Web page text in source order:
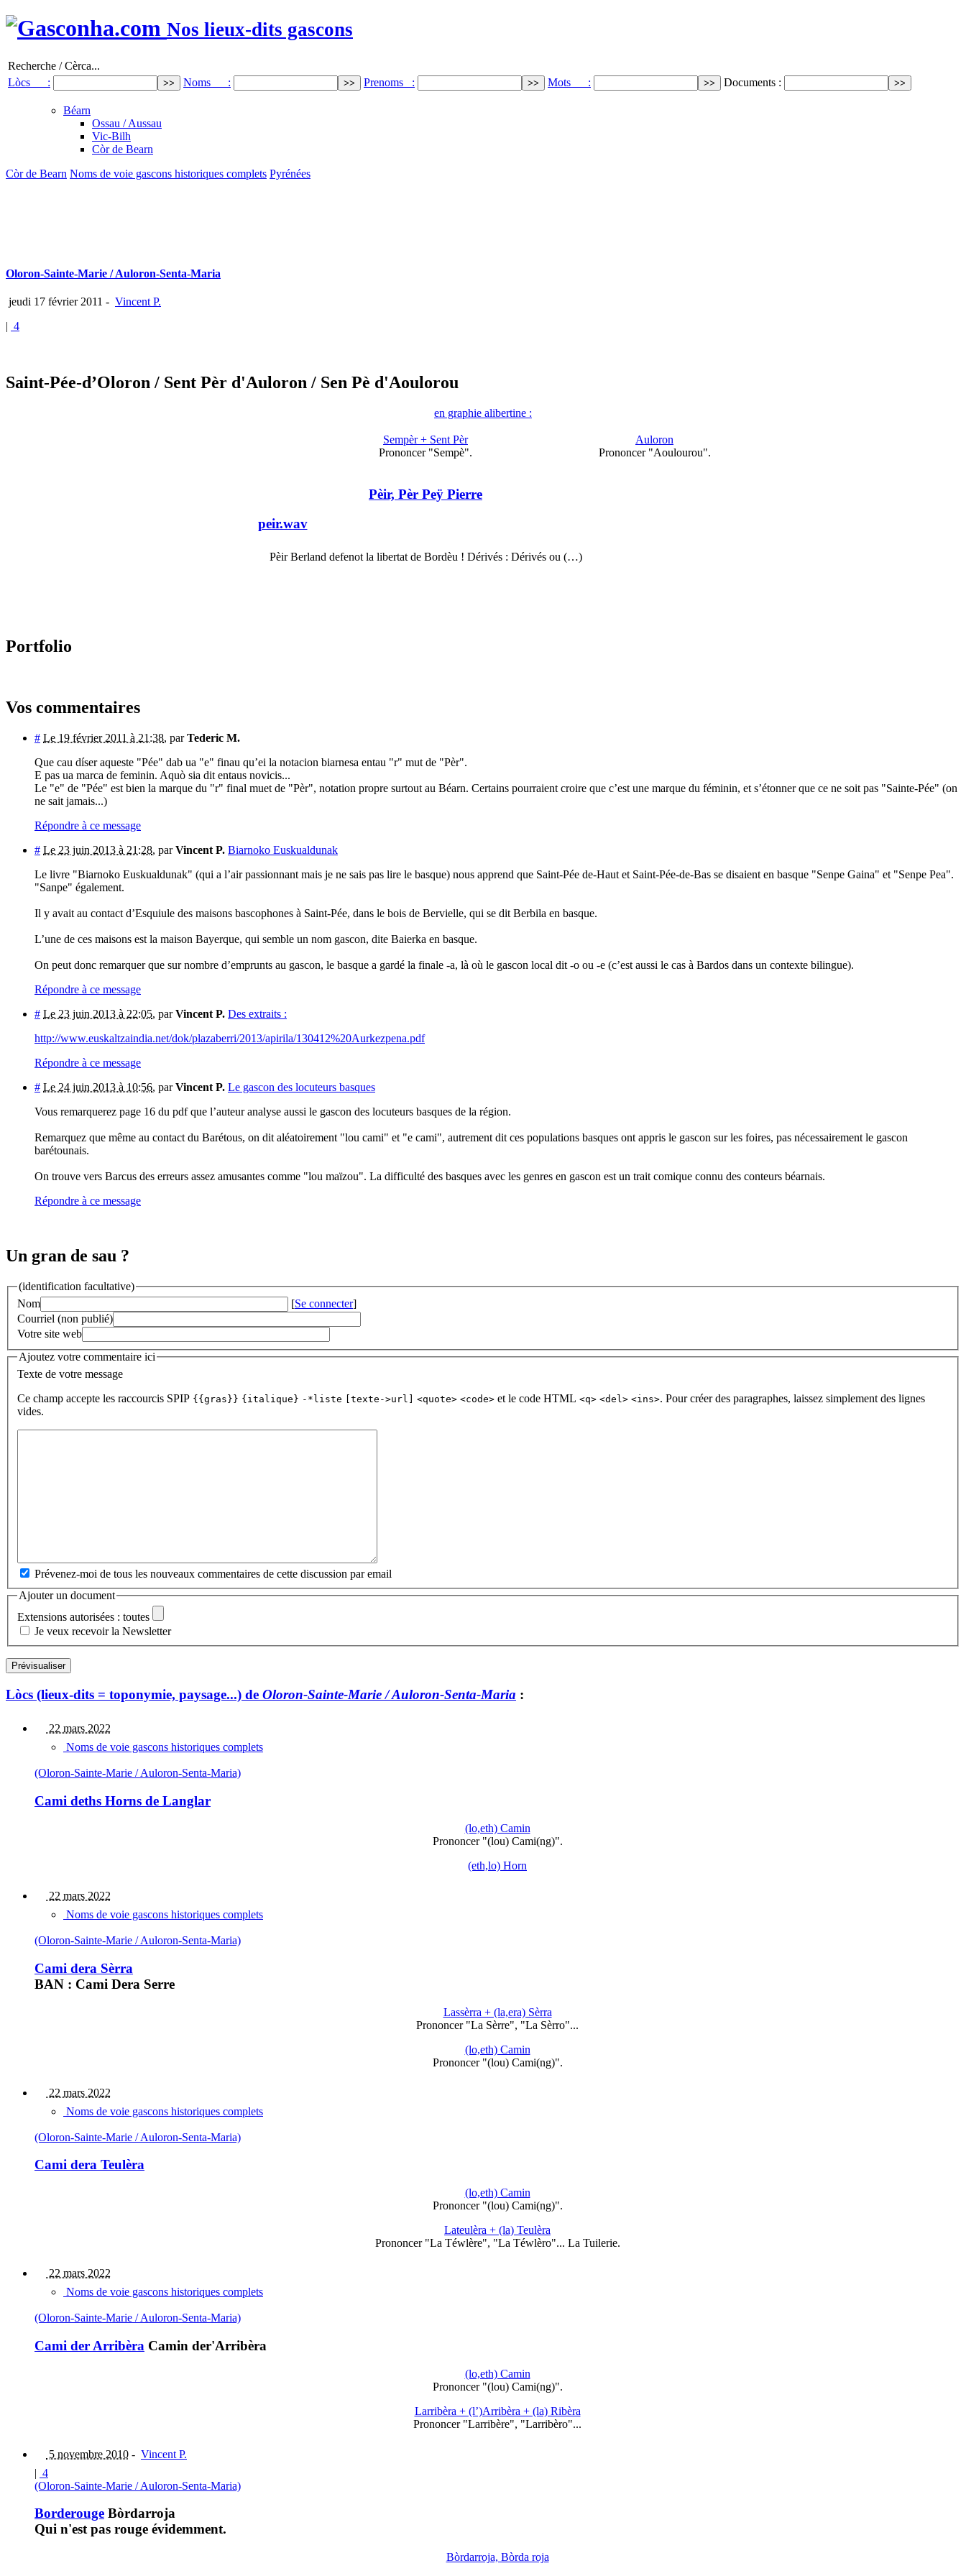
Nos lieux-dits gascons
Recherche / Cèrca...
Lòcs :
Noms : Prenoms : Mots : Documents :
Béarn
Ossau / Aussau
Vic-Bilh
Còr de Bearn
Còr de Bearn Noms de voie gascons historiques complets Pyrénées
Oloron-Sainte-Marie / Auloron-Senta-Maria
jeudi 17 février 2011 - Vincent P.
| 4
Saint-Pée-d’Oloron / Sent Pèr d'Auloron / Sen Pè d'Aoulorou
en graphie alibertine :
Sempèr + Sent Pèr
Prononcer "Sempè".
Pèir, Pèr Peÿ Pierre
peir.wav
Pèir Berland defenot la libertat de Bordèu ! Dérivés : Dérivés ou (…)
Auloron
Prononcer "Aoulourou".
Portfolio
Vos commentaires
# Le 19 février 2011 à 21:38, parTederic M.
Que cau díser aqueste "Pée" dab ua "e" finau qu’ei la notacion biarnesa entau "r" mut de "Pèr".
E pas ua marca de feminin. Aquò sia dit entaus novicis...
Le "e" de "Pée" est bien la marque du "r" final muet de "Pèr", notation propre surtout au Béarn. Certains pourraient croire que c’est une marque du féminin, et s’étonner que ce ne soit pas "Sainte-Pée" (on
ne sait jamais...)
Répondre à ce message
# Le 23 juin 2013 à 21:28, parVincent P. Biarnoko Euskualdunak
Le livre "Biarnoko Euskualdunak" (qui a l’air passionnant mais je ne sais pas lire le basque) nous apprend que Saint-Pée de-Haut et Saint-Pée-de-Bas se disaient en basque "Senpe Gaina" et "Senpe Pea".
"Sanpe" également.
Il y avait au contact d’Esquiule des maisons bascophones à Saint-Pée, dans le bois de Bervielle, qui se dit Berbila en basque.
L’une de ces maisons est la maison Bayerque, qui semble un nom gascon, dite Baierka en basque.
On peut donc remarquer que sur nombre d’emprunts au gascon, le basque a gardé la finale -a, là où le gascon local dit -o ou -e (c’est aussi le cas à Bardos dans un contexte bilingue).
Répondre à ce message
# Le 23 juin 2013 à 22:05, parVincent P. Des extraits :
http://www.euskaltzaindia.net/dok/plazaberri/2013/apirila/130412%20Aurkezpena.pdf
Répondre à ce message
# Le 24 juin 2013 à 10:56, parVincent P. Le gascon des locuteurs basques
Vous remarquerez page 16 du pdf que l’auteur analyse aussi le gascon des locuteurs basques de la région.
Remarquez que même au contact du Barétous, on dit aléatoirement "lou cami" et "e cami", autrement dit ces populations basques ont appris le gascon sur les foires, pas nécessairement le gascon
barétounais.
On trouve vers Barcus des erreurs assez amusantes comme "lou maïzou". La difficulté des basques avec les genres en gascon est un trait comique connu des conteurs béarnais.
Répondre à ce message
Un gran de sau ?
(identification facultative)
Nom
[Se connecter]
Courriel (non publié)
Votre site web
Ajoutez votre commentaire ici
Texte de votre message
Ce champ accepte les raccourcis SPIP {{gras}} {italique} -*liste [texte->url] <quote> <code> et le code HTML <q> <del> <ins>. Pour créer des paragraphes, laissez simplement des lignes
vides.
Prévenez-moi de tous les nouveaux commentaires de cette discussion par email
Ajouter un document
Extensions autorisées : toutes
Je veux recevoir la Newsletter
Lòcs (lieux-dits = toponymie, paysage...) de Oloron-Sainte-Marie / Auloron-Senta-Maria :
22 mars 2022
Noms de voie gascons historiques complets
(Oloron-Sainte-Marie / Auloron-Senta-Maria)
Cami deths Horns de Langlar
(lo,eth) Camin
Prononcer "(lou) Cami(ng)".
(eth,lo) Horn
22 mars 2022
Noms de voie gascons historiques complets
(Oloron-Sainte-Marie / Auloron-Senta-Maria)
Cami dera Sèrra
BAN : Cami Dera Serre
Lassèrra + (la,era) Sèrra
Prononcer "La Sèrre", "La Sèrro"...
(lo,eth) Camin
Prononcer "(lou) Cami(ng)".
22 mars 2022
Noms de voie gascons historiques complets
(Oloron-Sainte-Marie / Auloron-Senta-Maria)
Cami dera Teulèra
(lo,eth) Camin
Prononcer "(lou) Cami(ng)".
Lateulèra + (la) Teulèra
Prononcer "La Téwlère", "La Téwlèro"... La Tuilerie.
22 mars 2022
Noms de voie gascons historiques complets
(Oloron-Sainte-Marie / Auloron-Senta-Maria)
Cami der Arribèra Camin der'Arribèra
(lo,eth) Camin
Prononcer "(lou) Cami(ng)".
Larribèra + (l’)Arribèra + (la) Ribèra
Prononcer "Larribère", "Larribèro"...
5 novembre 2010 - Vincent P.
| 4
(Oloron-Sainte-Marie / Auloron-Senta-Maria)
Borderouge Bòrdarroja
Qui n'est pas rouge évidemment.
Bòrdarroja, Bòrda roja